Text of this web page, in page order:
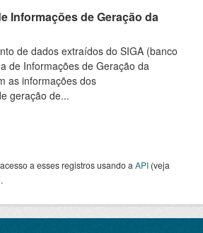
Informações de Geração da
de dados extraídos do SIGA (banco
de Informações de Geração da
as informações dos
geração de...
a esses registros usando a API (veja